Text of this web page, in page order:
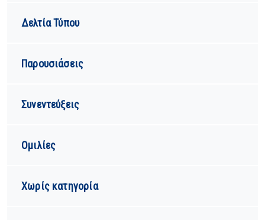
Δελτία Τύπου
Παρουσιάσεις
Συνεντεύξεις
Ομιλίες
Χωρίς κατηγορία